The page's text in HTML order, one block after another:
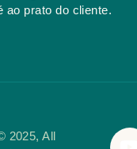
ao prato do cliente.
2025, All